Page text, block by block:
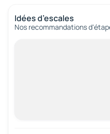
Idées d’escales
Nos recommandations